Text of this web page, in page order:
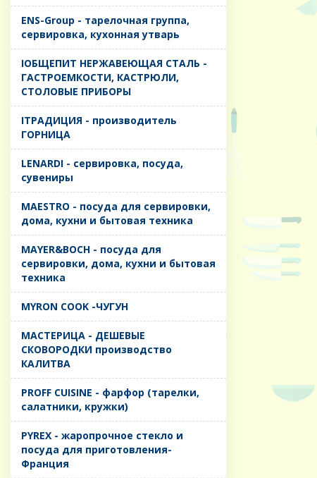
ENS-Group - тарелочная группа,
сервировка, кухонная утварь
IОБЩЕПИТ НЕРЖАВЕЮЩАЯ СТАЛЬ -
ГАСТРОЕМКОСТИ, КАСТРЮЛИ,
СТОЛОВЫЕ ПРИБОРЫ
IТРАДИЦИЯ - производитель
ГОРНИЦА
LENARDI - сервировка, посуда,
сувениры
MAESTRO - посуда для сервировки,
дома, кухни и бытовая техника
MAYER&BOCH - посуда для
сервировки, дома, кухни и бытовая
техника
MYRON COOK -ЧУГУН
MАСТЕРИЦА - ДЕШЕВЫЕ
СКОВОРОДКИ производство
КАЛИТВА
PROFF CUISINE - фарфор (тарелки,
салатники, кружки)
PYREX - жаропрочное стекло и
посуда для приготовления-
Франция